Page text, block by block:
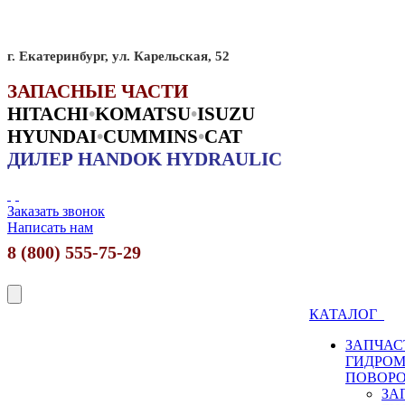
г. Екатеринбург, ул. Карельская, 52
ЗАПАСНЫЕ ЧАСТИ
HITACHI•KOMATSU•ISUZU
HYUNDAI•CUMMINS•CAT
ДИЛЕР HANDOK HYDRAULIC
Заказать звонок
Написать нам
8 (800) 555-75-29
КАТАЛОГ